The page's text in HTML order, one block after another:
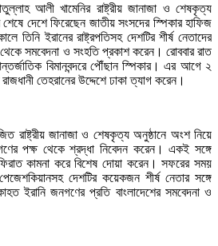
আলী খামেনির রাষ্ট্রীয় জানাজা ও শেষকৃত্য
শেষে দেশে ফিরেছেন জাতীয় সংসদের স্পিকার হাফিজ
তিনি ইরানের রাষ্ট্রপতিসহ দেশটির শীর্ষ নেতাদের
থেকে সমবেদনা ও সংহতি প্রকাশ করেন। রোববার রাত
বিমানবন্দরে পৌঁছান স্পিকার। এর আগে ২
তেহরানের উদ্দেশে ঢাকা ত্যাগ করেন।
রাষ্ট্রীয় জানাজা ও শেষকৃত্য অনুষ্ঠানে অংশ নিয়ে
পক্ষ থেকে শ্রদ্ধা নিবেদন করেন। একই সঙ্গে
কামনা করে বিশেষ দোয়া করেন। সফরের সময়
দেশটির কয়েকজন শীর্ষ নেতার সঙ্গে
ইরানি জনগণের প্রতি বাংলাদেশের সমবেদনা ও